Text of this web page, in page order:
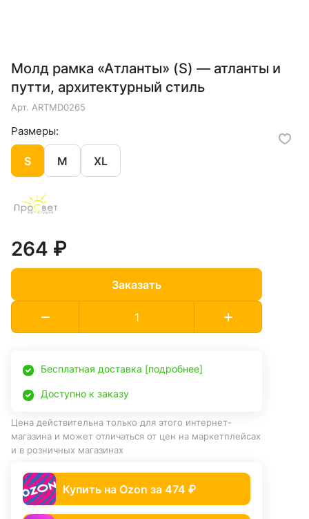
Молд рамка «Атланты» (S) — атланты и
путти, архитектурный стиль
Арт. ARTMD0265
Размеры:
S M XL
264 ₽
Заказать
Бесплатная доставка [подробнее]
Доступно к заказу
Цена действительна только для этого интернет-
магазина и может отличаться от цен на маркетплейсах
и в розничных магазинах
Купить на Ozon за 474 ₽